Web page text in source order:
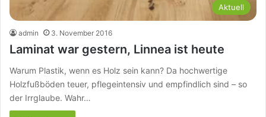
Aktuell
admin 3. November 2016
Laminat war gestern, Linnea ist heute
Warum Plastik, wenn es Holz sein kann? Da hochwertige
Holzfußböden teuer, pflegeintensiv und empfindlich sind – so
der Irrglaube. Wahr…